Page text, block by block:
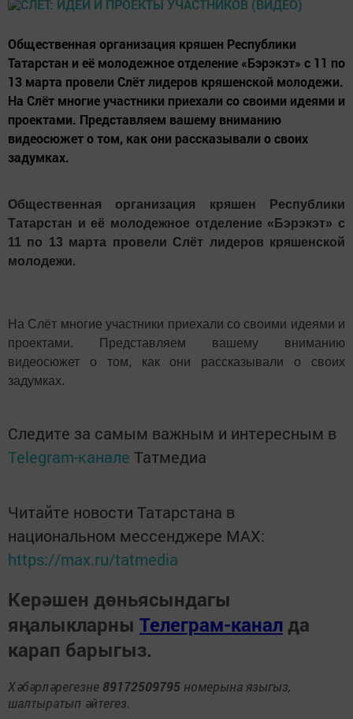
Общественная организация кряшен Республики
Татарстан и её молодежное отделение «Бэрэкэт» с 11 по
13 марта провели Слёт лидеров кряшенской молодежи.
На Слёт многие участники приехали со своими идеями и
проектами. Представляем вашему вниманию
видеосюжет о том, как они рассказывали о своих
задумках.
Общественная организация кряшен Республики
Татарстан и её молодежное отделение «Бэрэкэт» с
11 по 13 марта провели Слёт лидеров кряшенской
молодежи.
На Слёт многие участники приехали со своими идеями и
проектами. Представляем вашему вниманию
видеосюжет о том, как они рассказывали о своих
задумках.
Следите за самым важным и интересным в
Telegram-канале Татмедиа
Читайте новости Татарстана в
национальном мессенджере MАХ:
https://max.ru/tatmedia
Керәшен дөньясындагы
яңалыкларны Телеграм-канал да
карап барыгыз.
Хәбәрләрегезне 89172509795 номерына языгыз,
шалтыратып әйтегез.